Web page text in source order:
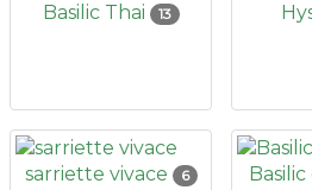
Basilic Thai 13
sarriette vivace 6